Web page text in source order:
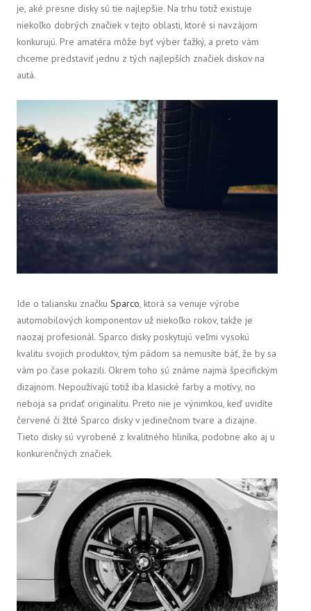
je, aké presne disky sú tie najlepšie. Na trhu totiž existuje
niekoľko dobrých značiek v tejto oblasti, ktoré si navzájom
konkurujú. Pre amatéra môže byť výber ťažký, a preto vám
chceme predstaviť jednu z tých najlepších značiek diskov na
autá.
Ide o taliansku značku Sparco, ktorá sa venuje výrobe
automobilových komponentov už niekoľko rokov, takže je
naozaj profesionál. Sparco disky poskytujú veľmi vysokú
kvalitu svojich produktov, tým pádom sa nemusíte báť, že by sa
vám po čase pokazili. Okrem toho sú známe najmä špecifickým
dizajnom. Nepoužívajú totiž iba klasické farby a motívy, no
neboja sa pridať originalitu. Preto nie je výnimkou, keď uvidíte
červené či žlté Sparco disky v jedinečnom tvare a dizajne.
Tieto disky sú vyrobené z kvalitného hliníka, podobne ako aj u
konkurenčných značiek.